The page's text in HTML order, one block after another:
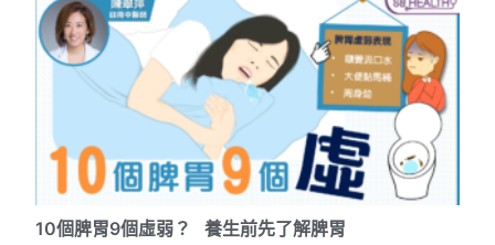
10個脾胃9個虛弱？ 養生前先了解脾胃